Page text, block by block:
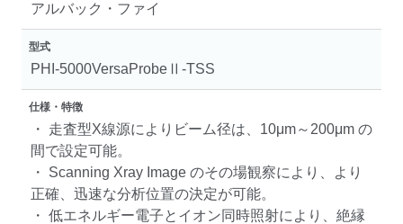
アルバック・ファイ
型式
PHI-5000VersaProbeⅡ-TSS
仕様・特徴
・ 走査型X線源によりビーム径は、10μm～200μm の
間で設定可能。
・ Scanning Xray Image のその場観察により、より
正確、迅速な分析位置の決定が可能。
・ 低エネルギー電子とイオン同時照射により、絶縁